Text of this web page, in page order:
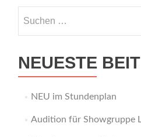
nach:
NEUESTE
NEU im Stundenplan
Audition für Showgruppe